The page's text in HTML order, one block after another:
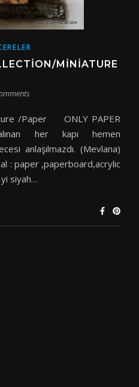
MINIATURE
/Paper ONLY PAPER
her kapı hemen
anlaşılmazdı. (Mevlana)
: paper ,paperboard,acrylic
siyah…